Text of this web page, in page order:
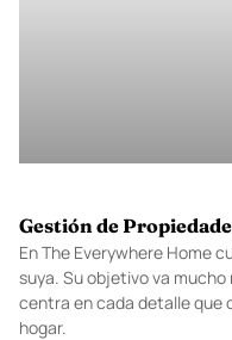
Gestión de
En The Everywhere Home
suya. Su objetivo va
centra en cada detalle que
hogar.